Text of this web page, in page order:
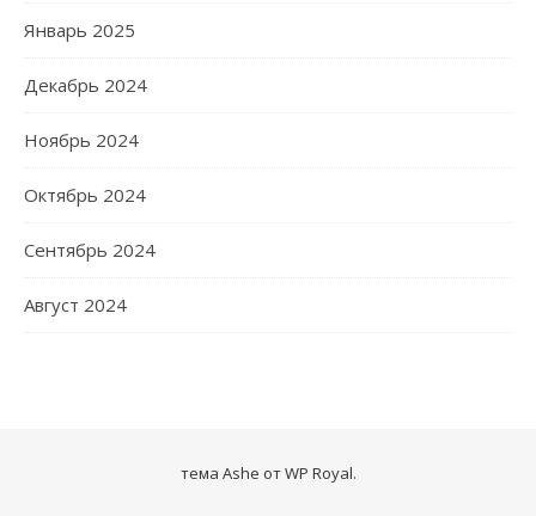
Январь 2025
Декабрь 2024
Ноябрь 2024
Октябрь 2024
Сентябрь 2024
Август 2024
тема Ashe отWP Royal.